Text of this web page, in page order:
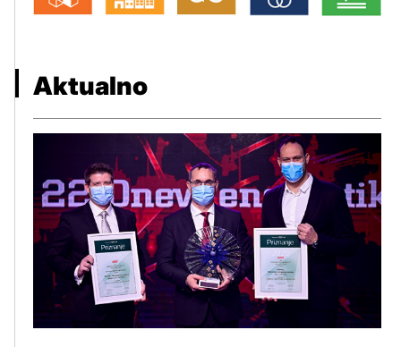
Aktualno